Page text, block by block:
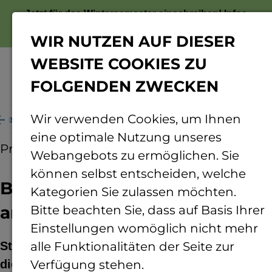
Jetzt für das Wintersemester einschreiben!Infos
des Jahres 2026 wird an der TH Bingen erforscht
Pressemitteilung 12.01.2026
Blume des Jahres 2026 wird
an der TH Bingen erforscht
Stellvertretend steht der Feldrittersporn für
die extrem bedrohte Pflanzengruppe der
WIR NUTZEN AUF DIESER
WEBSITE COOKIES ZU
FOLGENDEN ZWECKEN
Wir verwenden Cookies, um Ihnen
eine optimale Nutzung unseres
Webangebots zu ermöglichen. Sie
können selbst entscheiden, welche
Kategorien Sie zulassen möchten.
Bitte beachten Sie, dass auf Basis Ihrer
Einstellungen womöglich nicht mehr
alle Funktionalitäten der Seite zur
Verfügung stehen.